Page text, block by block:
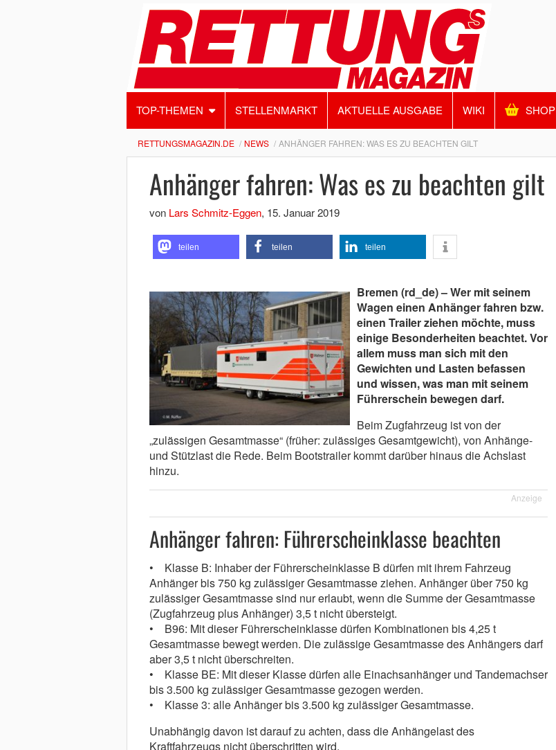
TOP-THEMEN STELLENMARKT AKTUELLE AUSGABE WIKI SHOP
RETTUNGSMAGAZIN.DE NEWS ANHÄNGER FAHREN: WAS ES ZU BEACHTEN GILT
Anhänger fahren: Was es zu beachten gilt
von Lars Schmitz-Eggen, 15. Januar 2019
teilen teilen teilen
Bremen (rd_de) – Wer mit seinem
Wagen einen Anhänger fahren bzw.
einen Trailer ziehen möchte, muss
einige Besonderheiten beachtet. Vor
allem muss man sich mit den
Gewichten und Lasten befassen
und wissen, was man mit seinem
Führerschein bewegen darf.
Beim Zugfahrzeug ist von der
„zulässigen Gesamtmasse“ (früher: zulässiges Gesamtgewicht), von Anhänge-
und Stützlast die Rede. Beim Bootstrailer kommt darüber hinaus die Achslast
hinzu.
Anzeige
Anhänger fahren: Führerscheinklasse beachten
• Klasse B: Inhaber der Führerscheinklasse B dürfen mit ihrem Fahrzeug
Anhänger bis 750 kg zulässiger Gesamtmasse ziehen. Anhänger über 750 kg
zulässiger Gesamtmasse sind nur erlaubt, wenn die Summe der Gesamtmasse
(Zugfahrzeug plus Anhänger) 3,5 t nicht übersteigt.
• B96: Mit dieser Führerscheinklasse dürfen Kombinationen bis 4,25 t
Gesamtmasse bewegt werden. Die zulässige Gesamtmasse des Anhängers darf
aber 3,5 t nicht überschreiten.
• Klasse BE: Mit dieser Klasse dürfen alle Einachsanhänger und Tandemachser
bis 3.500 kg zulässiger Gesamtmasse gezogen werden.
• Klasse 3: alle Anhänger bis 3.500 kg zulässiger Gesamtmasse.
Unabhängig davon ist darauf zu achten, dass die Anhängelast des
Kraftfahrzeugs nicht überschritten wird.